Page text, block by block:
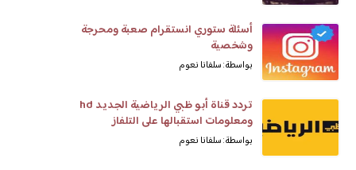
أسئلة ستوري انستقرام صعبة ومحرجة
وشخصية
بواسطة: سلفانا نعوم
تردد قناة أبو ظبي الرياضية الجديد hd
ومعلومات استقبالها على التلفاز
بواسطة: سلفانا نعوم